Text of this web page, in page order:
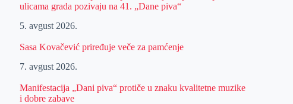
ulicama grada pozivaju na 41. „Dane piva“
5. avgust 2026.
Sasa Kovačević priređuje veče za pamćenje
7. avgust 2026.
Manifestacija „Dani piva“ protiče u znaku kvalitetne muzike
i dobre zabave